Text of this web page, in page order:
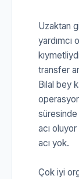
Uzaktan
yardımcı
transfer
Bilal bey
acı
acı yok.
Çok iyi